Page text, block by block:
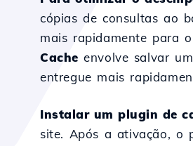
cópias de consultas ao
mais rapidamente para
Cache envolve salvar
entregue mais
Instalar um plugin de
site. Após a ativação, o